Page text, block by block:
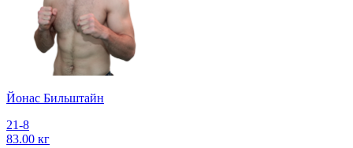
Йонас Бильштайн
21-8
83.00 кг